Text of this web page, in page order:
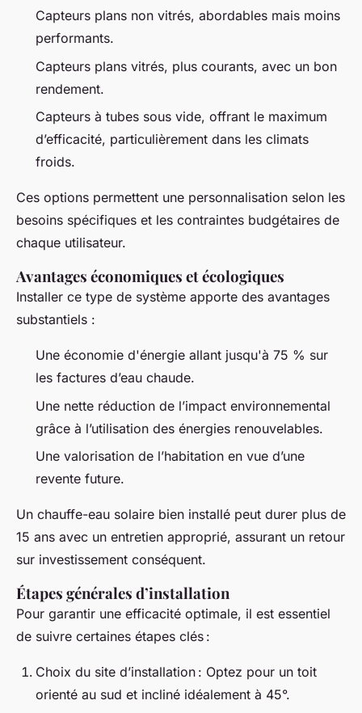
Capteurs plans non vitrés, abordables mais moins
performants.
Capteurs plans vitrés, plus courants, avec un bon
rendement.
Capteurs à tubes sous vide, offrant le maximum
d’efficacité, particulièrement dans les climats
froids.
Ces options permettent une personnalisation selon les
besoins spécifiques et les contraintes budgétaires de
chaque utilisateur.
Avantages économiques et écologiques
Installer ce type de système apporte des avantages
substantiels :
Une économie d'énergie allant jusqu'à 75 % sur
les factures d’eau chaude.
Une nette réduction de l’impact environnemental
grâce à l’utilisation des énergies renouvelables.
Une valorisation de l’habitation en vue d’une
revente future.
Un chauffe-eau solaire bien installé peut durer plus de
15 ans avec un entretien approprié, assurant un retour
sur investissement conséquent.
Étapes générales d’installation
Pour garantir une efficacité optimale, il est essentiel
de suivre certaines étapes clés :
Choix du site d’installation : Optez pour un toit
orienté au sud et incliné idéalement à 45°.